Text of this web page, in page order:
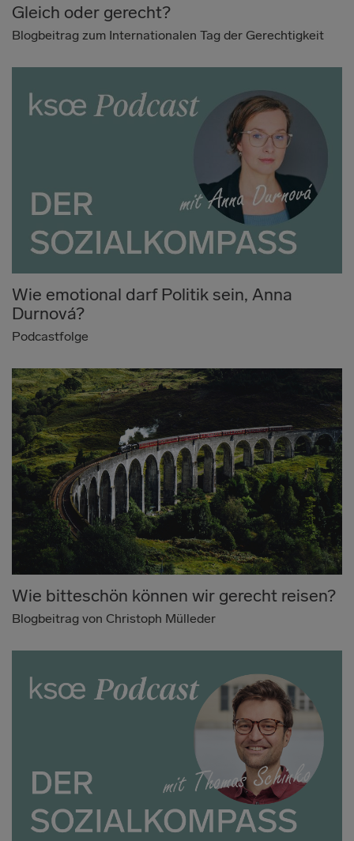
Gleich oder gerecht?
Blogbeitrag zum Internationalen Tag der Gerechtigkeit
Wie emotional darf Politik sein, Anna
Durnová?
Podcastfolge
Wie bitteschön können wir gerecht reisen?
Blogbeitrag von Christoph Mülleder